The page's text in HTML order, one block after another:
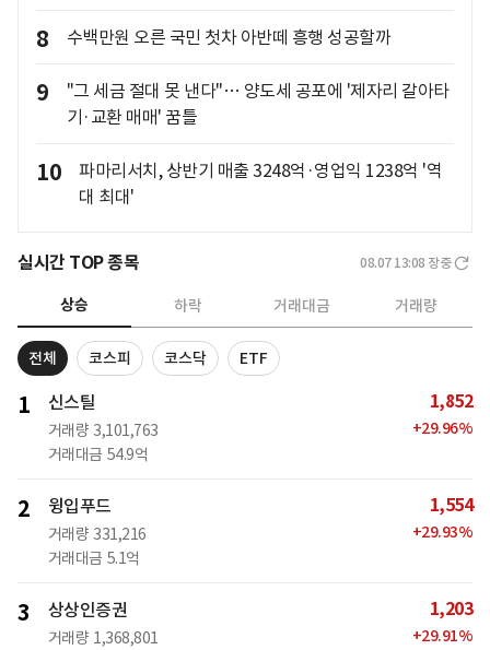
8 수백만원 오른 국민 첫차 아반떼 흥행 성공할까
9
"그 세금 절대 못 낸다"… 양도세 공포에 '제자리 갈아타
기·교환 매매' 꿈틀
10
파마리서치, 상반기 매출 3248억·영업익 1238억 '역
대 최대'
실시간 TOP 종목 08.07 13:08 장중
상승 하락 거래대금 거래량
전체 코스피 코스닥 ETF
1 신스틸
거래량 3,101,763
거래대금 54.9억
1,852
+29.96%
2 윙입푸드
거래량 331,216
거래대금 5.1억
1,554
+29.93%
3 상상인증권
거래량 1,368,801
1,203
+29.91%